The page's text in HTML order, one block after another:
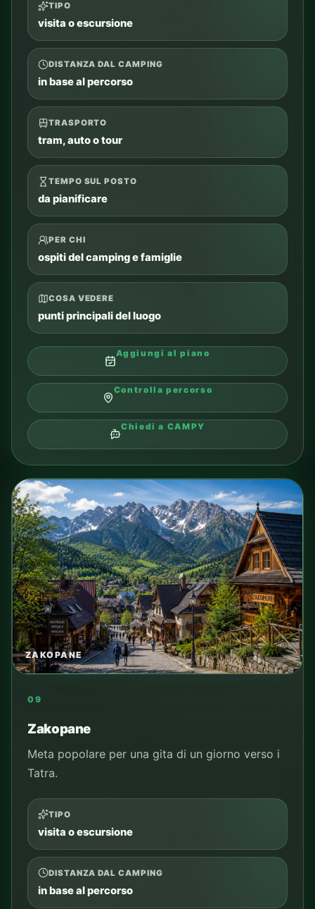
TIPO
visita o escursione
DISTANZA DAL CAMPING
in base al percorso
TRASPORTO
tram, auto o tour
TEMPO SUL POSTO
da pianificare
PER CHI
ospiti del camping e famiglie
COSA VEDERE
punti principali del luogo
Aggiungi al piano
Controlla percorso
Chiedi a CAMPY
ZAKOPANE
09
Zakopane
Meta popolare per una gita di un giorno verso i
Tatra.
TIPO
visita o escursione
DISTANZA DAL CAMPING
in base al percorso